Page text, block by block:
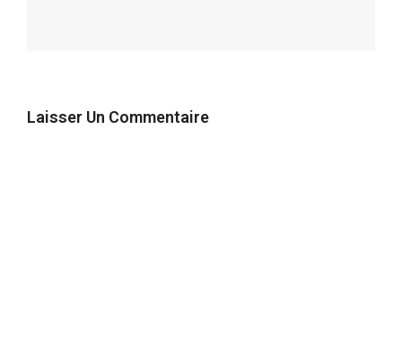
Laisser Un Commentaire